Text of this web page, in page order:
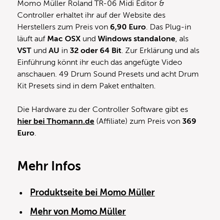
Momo Müller Roland TR-06 Midi Editor &
Controller erhaltet ihr auf der Website des
Herstellers zum Preis von 6,90 Euro. Das Plug-in
läuft auf Mac OSX und Windows standalone, als
VST und AU in 32 oder 64 Bit. Zur Erklärung und als
Einführung könnt ihr euch das angefügte Video
anschauen. 49 Drum Sound Presets und acht Drum
Kit Presets sind in dem Paket enthalten.
Die Hardware zu der Controller Software gibt es
hier bei Thomann.de (Affiliate) zum Preis von 369
Euro.
Mehr Infos
Produktseite bei Momo Müller
Mehr von Momo Müller